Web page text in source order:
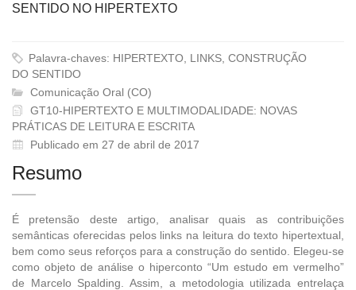
SENTIDO NO HIPERTEXTO
Palavra-chaves: HIPERTEXTO, LINKS, CONSTRUÇÃO
DO SENTIDO
Comunicação Oral (CO)
GT10-HIPERTEXTO E MULTIMODALIDADE: NOVAS
PRÁTICAS DE LEITURA E ESCRITA
Publicado em 27 de abril de 2017
Resumo
É pretensão deste artigo, analisar quais as contribuições
semânticas oferecidas pelos links na leitura do texto hipertextual,
bem como seus reforços para a construção do sentido. Elegeu-se
como objeto de análise o hiperconto “Um estudo em vermelho”
de Marcelo Spalding. Assim, a metodologia utilizada entrelaça